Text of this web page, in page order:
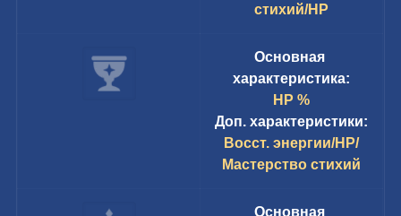
стихий/HP
Основная
характеристика:
HP %
Доп. характеристики:
Восст. энергии/HP/
Мастерство стихий
Основная